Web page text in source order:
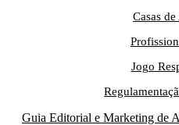
Casas
Jogo
Guia Editorial e Marketing de